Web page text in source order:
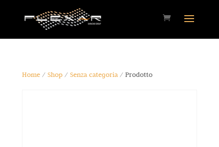
Home/ Shop/ Senza categoria/ Prodotto